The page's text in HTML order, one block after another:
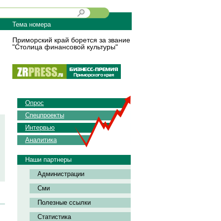
Тема номера
Приморский край борется за звание
"Столица финансовой культуры"
Опрос
Спецпроекты
Интервью
Аналитика
Наши партнеры
Администрации
Сми
Полезные ссылки
Статистика